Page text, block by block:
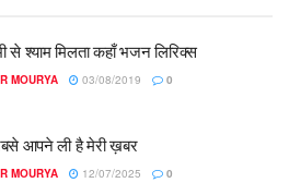
से श्याम मिलता कहाँ भजन लिरिक्स
MOURYA 03/08/2019 0
आपने ली है मेरी ख़बर
MOURYA 12/07/2025 0